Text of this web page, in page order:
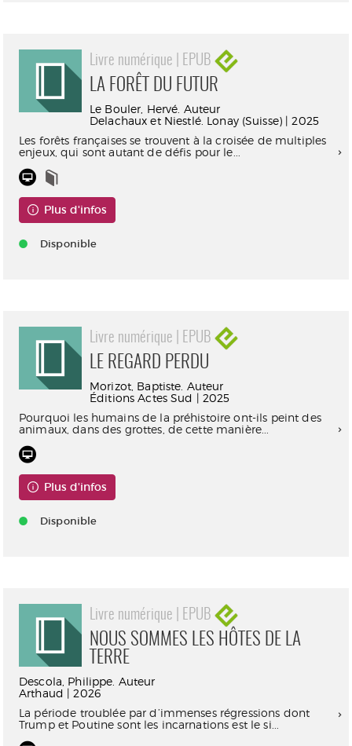
Livre numérique | EPUB
LA FORÊT DU FUTUR
Le Bouler, Hervé. Auteur
Delachaux et Niestlé. Lonay (Suisse) | 2025
Les forêts françaises se trouvent à la croisée de multiples
enjeux, qui sont autant de défis pour le...
Plus d'infos
Disponible
Livre numérique | EPUB
LE REGARD PERDU
Morizot, Baptiste. Auteur
Éditions Actes Sud | 2025
Pourquoi les humains de la préhistoire ont-ils peint des
animaux, dans des grottes, de cette manière...
Plus d'infos
Disponible
Livre numérique | EPUB
NOUS SOMMES LES HÔTES DE LA
TERRE
Descola, Philippe. Auteur
Arthaud | 2026
La période troublée par d’immenses régressions dont
Trump et Poutine sont les incarnations est le si...